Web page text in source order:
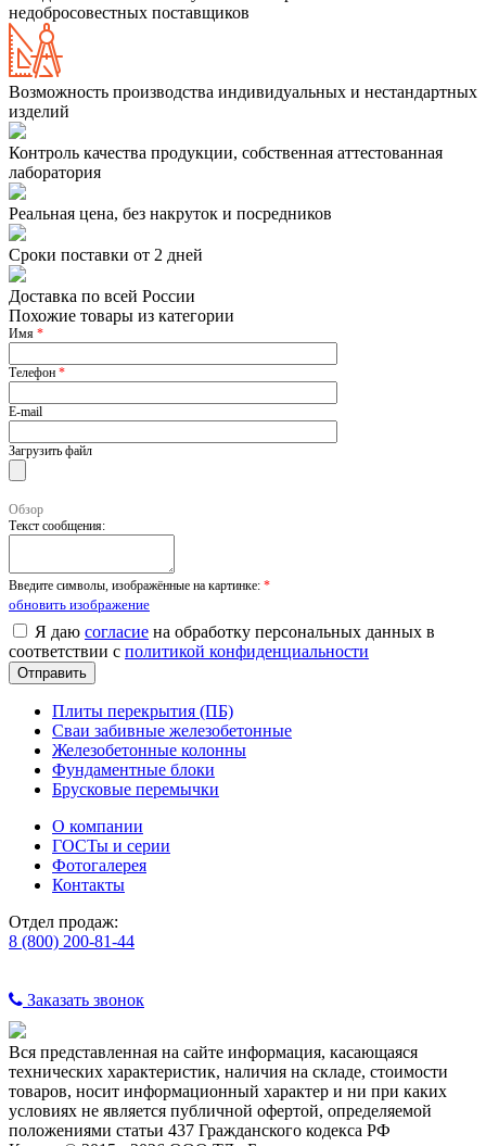
недобросовестных поставщиков
Возможность производства индивидуальных и нестандартных
изделий
Контроль качества продукции, собственная аттестованная
лаборатория
Реальная цена, без накруток и посредников
Сроки поставки от 2 дней
Доставка по всей России
Похожие товары из категории
Имя *
Телефон *
E-mail
Загрузить файл
Обзор
Текст сообщения:
Введите символы, изображённые на картинке: *
обновить изображение
Я даю согласие на обработку персональных данных в
соответствии с политикой конфиденциальности
Плиты перекрытия (ПБ)
Сваи забивные железобетонные
Железобетонные колонны
Фундаментные блоки
Брусковые перемычки
О компании
ГОСТы и серии
Фотогалерея
Контакты
Отдел продаж:
8 (800) 200-81-44
Заказать звонок
Вся представленная на сайте информация, касающаяся
технических характеристик, наличия на складе, стоимости
товаров, носит информационный характер и ни при каких
условиях не является публичной офертой, определяемой
положениями статьи 437 Гражданского кодекса РФ